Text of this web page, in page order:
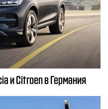
и Citroеn в Германия